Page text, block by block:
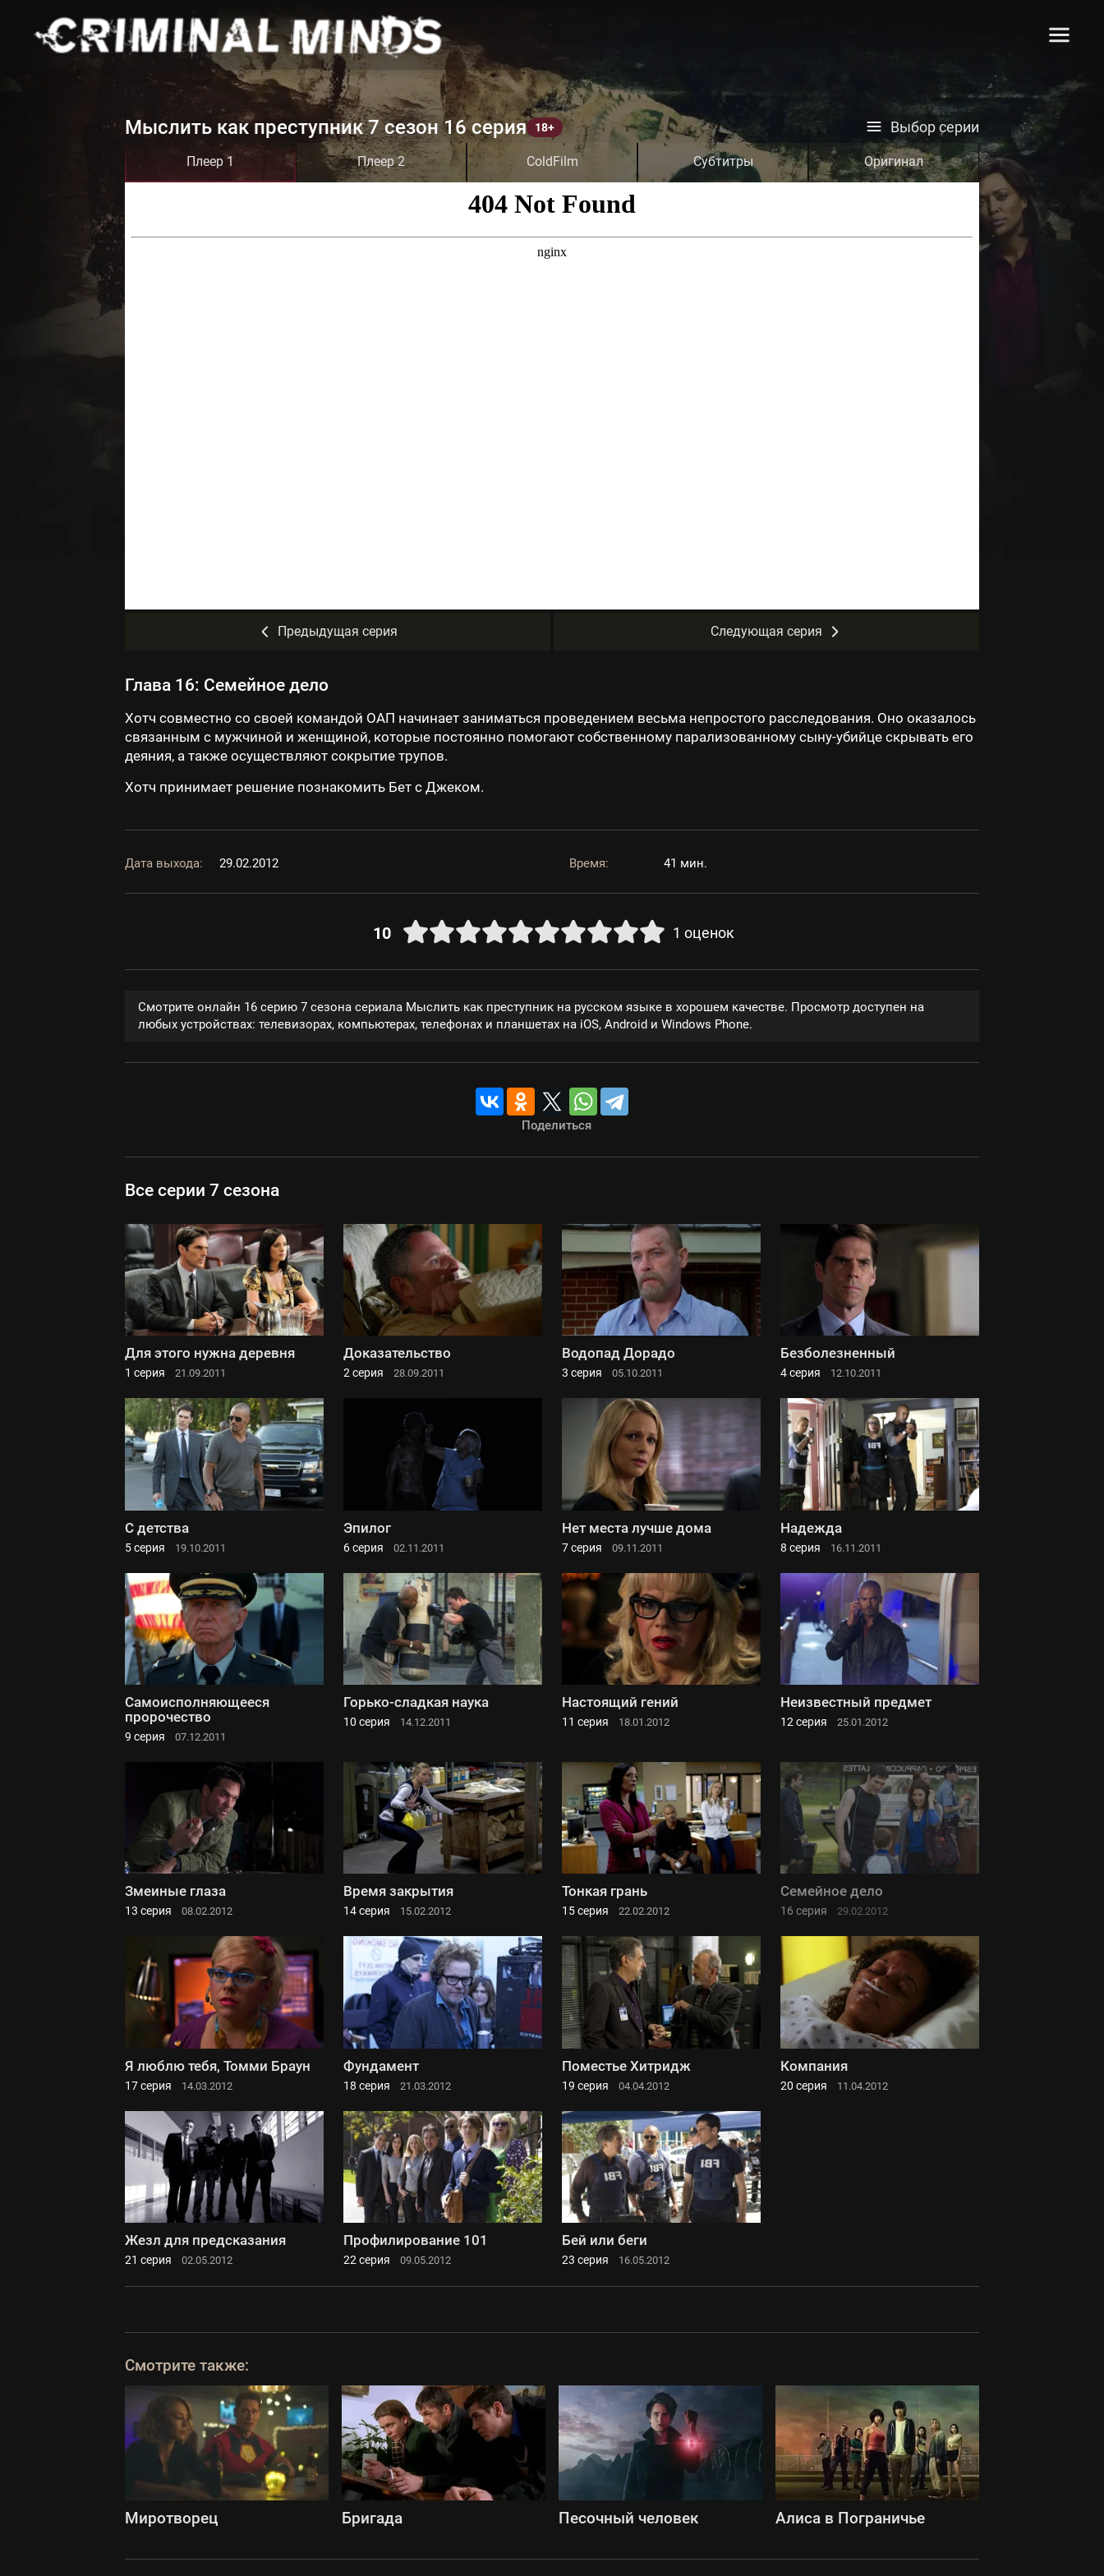
Мыслить как преступник 7 сезон 16 серия Выбор серии
Плеер 1 Плеер 2 ColdFilm Субтитры Оригинал
Предыдущая серия Следующая серия
Глава 16: Семейное дело
Хотч совместно со своей командой ОАП начинает заниматься проведением весьма непростого расследования. Оно оказалось
связанным с мужчиной и женщиной, которые постоянно помогают собственному парализованному сыну-убийце скрывать его
деяния, а также осуществляют сокрытие трупов.
Хотч принимает решение познакомить Бет с Джеком.
Дата выхода: 29.02.2012 Время: 41 мин.
10 1 оценок
Смотрите онлайн 16 серию 7 сезона сериала Мыслить как преступник на русском языке в хорошем качестве. Просмотр доступен на
любых устройствах: телевизорах, компьютерах, телефонах и планшетах на iOS, Android и Windows Phone.
Поделиться
Все серии 7 сезона
Для этого нужна деревня
1 серия 21.09.2011
Доказательство
2 серия 28.09.2011
Водопад Дорадо
3 серия 05.10.2011
Безболезненный
4 серия 12.10.2011
С детства
5 серия 19.10.2011
Эпилог
6 серия 02.11.2011
Нет места лучше дома
7 серия 09.11.2011
Надежда
8 серия 16.11.2011
Самоисполняющееся
пророчество
9 серия 07.12.2011
Горько-сладкая наука
10 серия 14.12.2011
Настоящий гений
11 серия 18.01.2012
Неизвестный предмет
12 серия 25.01.2012
Змеиные глаза
13 серия 08.02.2012
Время закрытия
14 серия 15.02.2012
Тонкая грань
15 серия 22.02.2012
Семейное дело
16 серия 29.02.2012
Я люблю тебя, Томми Браун
17 серия 14.03.2012
Фундамент
18 серия 21.03.2012
Поместье Хитридж
19 серия 04.04.2012
Компания
20 серия 11.04.2012
Жезл для предсказания
21 серия 02.05.2012
Профилирование 101
22 серия 09.05.2012
Бей или беги
23 серия 16.05.2012
Смотрите также:
Миротворец Бригада Песочный человек Алиса в Пограничье